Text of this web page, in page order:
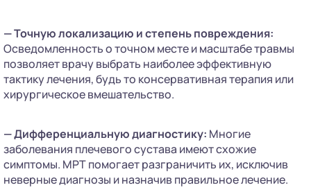
— Точную локализацию и степень повреждения:
Осведомленность о точном месте и масштабе травмы
позволяет врачу выбрать наиболее эффективную
тактику лечения, будь то консервативная терапия или
хирургическое вмешательство.
— Дифференциальную диагностику: Многие
заболевания плечевого сустава имеют схожие
симптомы. МРТ помогает разграничить их, исключив
неверные диагнозы и назначив правильное лечение.